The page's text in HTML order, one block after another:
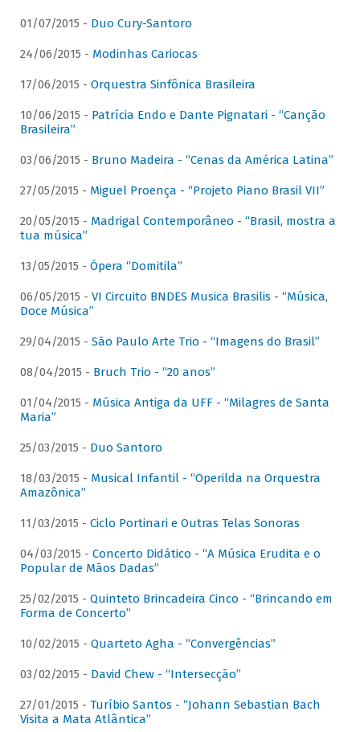
01/07/2015 - Duo Cury-Santoro
24/06/2015 - Modinhas Cariocas
17/06/2015 - Orquestra Sinfônica Brasileira
10/06/2015 - Patrícia Endo e Dante Pignatari - “Canção
Brasileira”
03/06/2015 - Bruno Madeira - “Cenas da América Latina”
27/05/2015 - Miguel Proença - “Projeto Piano Brasil VII”
20/05/2015 - Madrigal Contemporâneo - “Brasil, mostra a
tua música”
13/05/2015 - Ópera “Domitila”
06/05/2015 - VI Circuito BNDES Musica Brasilis - “Música,
Doce Música”
29/04/2015 - São Paulo Arte Trio - “Imagens do Brasil”
08/04/2015 - Bruch Trio - “20 anos”
01/04/2015 - Música Antiga da UFF - “Milagres de Santa
Maria”
25/03/2015 - Duo Santoro
18/03/2015 - Musical Infantil - “Operilda na Orquestra
Amazônica”
11/03/2015 - Ciclo Portinari e Outras Telas Sonoras
04/03/2015 - Concerto Didático - “A Música Erudita e o
Popular de Mãos Dadas”
25/02/2015 - Quinteto Brincadeira Cinco - “Brincando em
Forma de Concerto”
10/02/2015 - Quarteto Agha - “Convergências”
03/02/2015 - David Chew - “Intersecção”
27/01/2015 - Turíbio Santos - “Johann Sebastian Bach
Visita a Mata Atlântica”